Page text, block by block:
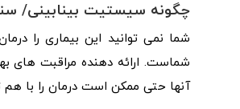
چگونه سیستیت بینابینی/
شما نمی توانید این بیماری را
شماست. ارائه دهنده مراقبت های
آنها حتی ممکن است درمان را با هم